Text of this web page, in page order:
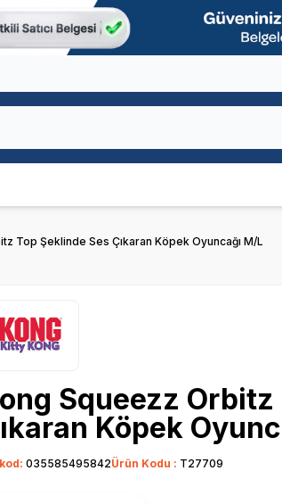
Top Şeklinde Ses Çıkaran Köpek Oyuncağı M/L
Squeezz
Köpek
035585495842Ürün Kodu : T27709